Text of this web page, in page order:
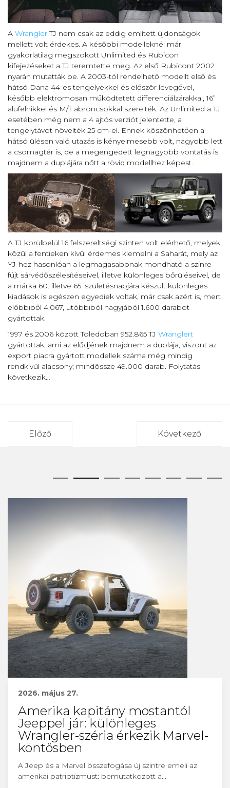
A WranglerTJ nem csak az eddig említett újdonságok
mellett volt érdekes. A későbbi modelleknél már
gyakorlatilag megszokott Unlimited és Rubicon
kifejezéseket a TJ teremtette meg. Az első Rubicont 2002
nyarán mutatták be. A 2003-tól rendelhető modellt első és
hátsó Dana 44-es tengelyekkel és először levegővel,
később elektromosan működtetett differenciálzárakkal, 16”
alufelnikkel és M/T abroncsokkal szerelték. Az Unlimited a TJ
esetében még nem a 4 ajtós verziót jelentette, a
tengelytávot növelték 25 cm-el. Ennek köszönhetően a
hátsó ülésen való utazás is kényelmesebb volt, nagyobb lett
a csomagtér is, de a megengedett legnagyobb vontatás is
majdnem a duplájára nőtt a rövid modellhez képest.
A TJ körülbelül 16 felszereltségi szinten volt elérhető, melyek
közül a fentieken kívül érdemes kiemelni a Saharát, mely az
YJ-hez hasonlóan a legmagasabbnak mondható a színre
fújt sárvédőszélesítéseivel, illetve különleges bőrüléseivel, de
a márka 60. illetve 65. születésnapjára készült különleges
kiadások is egészen egyediek voltak, már csak azért is, mert
előbbiből 4.067, utóbbiból nagyjából 1.600 darabot
gyártottak.
1997 és 2006 között Toledoban 952.865 TJ Wranglert
gyártottak, ami az elődjének majdnem a duplája, viszont az
export piacra gyártott modellek száma még mindig
rendkívül alacsony; mindössze 49.000 darab. Folytatás
következik…
Előző Következő
2026. május 27.
Amerika kapitány mostantól
Jeeppel jár: különleges
Wrangler-széria érkezik Marvel-
köntösben
A Jeep és a Marvel összefogása új szintre emeli az
amerikai patriotizmust: bemutatkozott a...